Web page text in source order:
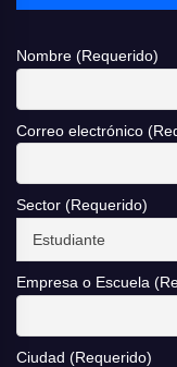
Nombre (Requerido)
Correo electrónico
Sector (Requerido)
Empresa o Escuela
Ciudad (Requerido)